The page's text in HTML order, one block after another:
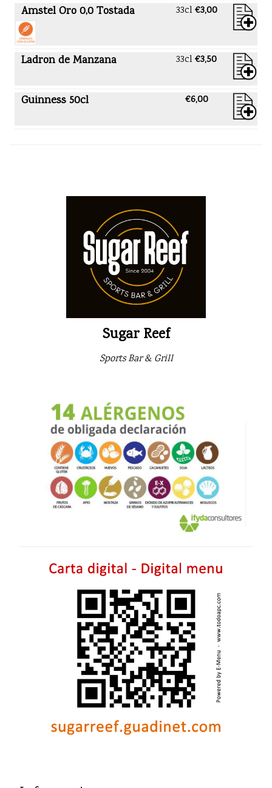
Amstel Oro 0,0 Tostada 33cl €3,00
Ladron de Manzana 33cl €3,50
Guinness 50cl €6,00
Sugar Reef
Sports Bar & Grill